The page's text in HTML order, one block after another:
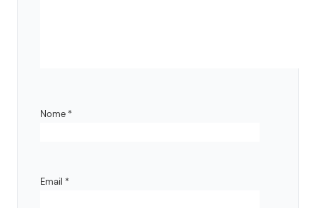
Nome *
Email *